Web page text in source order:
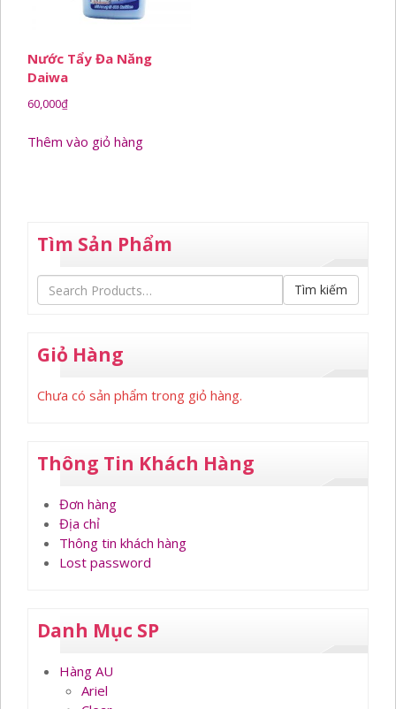
Nước Tẩy Đa Năng
Daiwa
60,000₫
Thêm vào giỏ hàng
Tìm Sản Phẩm
Tìm kiếm
Giỏ Hàng
Chưa có sản phẩm trong giỏ hàng.
Thông Tin Khách Hàng
Đơn hàng
Địa chỉ
Thông tin khách hàng
Lost password
Danh Mục SP
Hàng AU
Ariel